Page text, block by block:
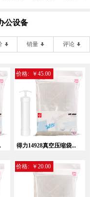
公设备
销量 评论
得力14928真空压缩袋...
价格: ￥45.00
价格: ￥20.00